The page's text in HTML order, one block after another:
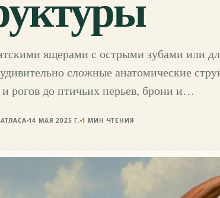
ящерами с острыми зубами или
сложные анатомические
рогов до птичьих перьев, брони и…
14 МАЯ 2025 Г. 1 МИН ЧТЕНИЯ